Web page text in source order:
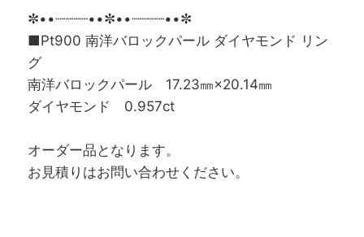
✼••┈┈┈┈••✼••┈┈┈┈••✼
■Pt900 南洋バロックパール ダイヤモンド リン
グ
南洋バロックパール 17.23㎜×20.14㎜
ダイヤモンド 0.957ct
オーダー品となります。
お見積りはお問い合わせください。